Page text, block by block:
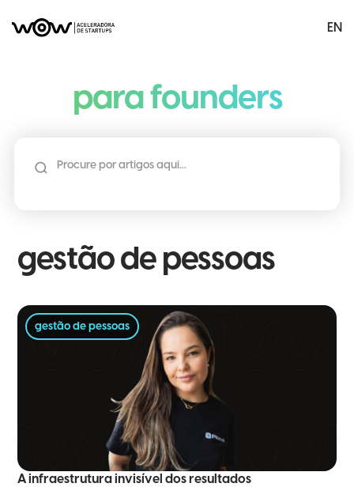
EN
para founders
gestão de pessoas
gestão de pessoas
A infraestrutura invisível dos resultados